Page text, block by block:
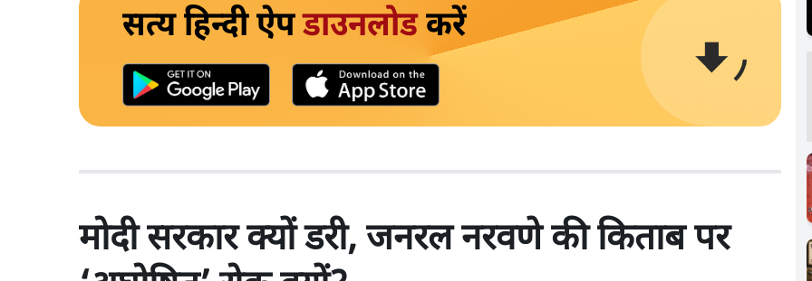
सत्य हिन्दी ऐपडाउनलोडकरें
मोदी सरकार क्यों डरी, जनरल नरवणे की किताब पर